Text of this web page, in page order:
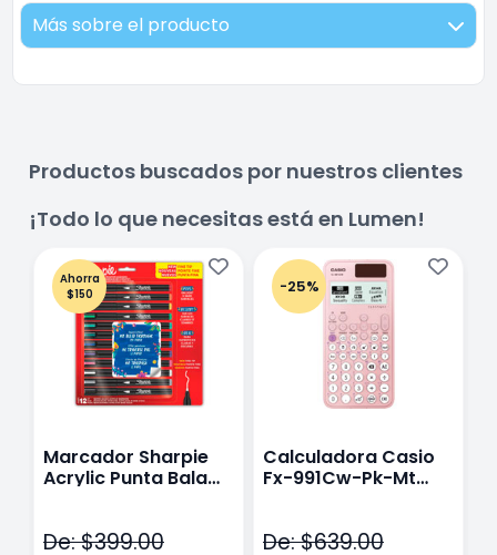
Más sobre el producto
Productos buscados por nuestros clientes
¡Todo lo que necesitas está en Lumen!
Ahorra
$150
Marcador Sharpie
Acrylic Punta Bala
De: $399.00
-25%
Calculadora Casio
Fx-991Cw-Pk-Mt
De: $639.00